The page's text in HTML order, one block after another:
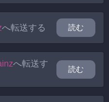
へ転送する 読む
へ転送す
読む